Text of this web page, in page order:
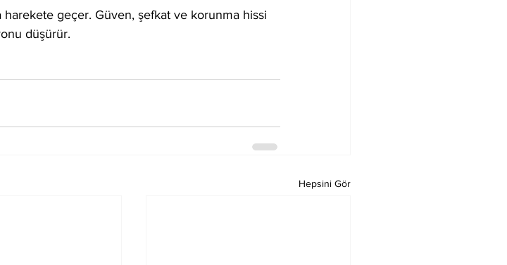
geçer. Güven, şefkat ve korunma hissi
düşürür.
Hepsini Gör